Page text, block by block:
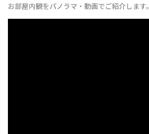
お部屋内観をパノラマ・動画でご紹介します。